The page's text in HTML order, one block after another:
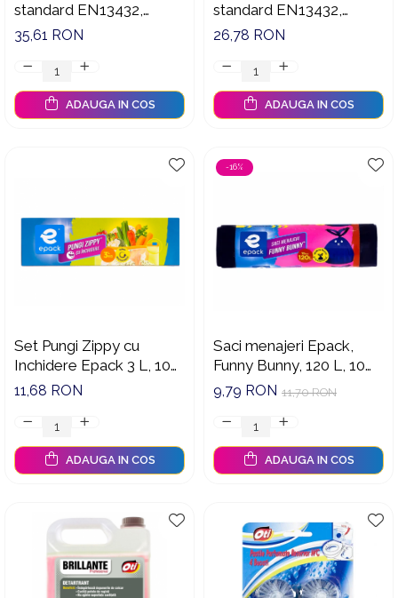
standard EN13432,
40x30 cm, 200 buc./rola,
35,61 RON
ADAUGA IN COS
standard EN13432,
35x25 cm, 200 buc./rola,
26,78 RON
ADAUGA IN COS
Set Pungi Zippy cu
Inchidere Epack 3 L, 10
bucati
11,68 RON
ADAUGA IN COS
-16%
Saci menajeri Epack,
Funny Bunny, 120 L, 10
buc/rola, Mov11,70 RON
9,79 RON
ADAUGA IN COS